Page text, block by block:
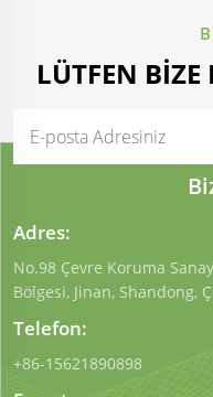
LÜTFEN
Adres:
No.98 Çevre Koruma
Bölgesi, Jinan, Shandong,
Telefon:
+86-15621890898